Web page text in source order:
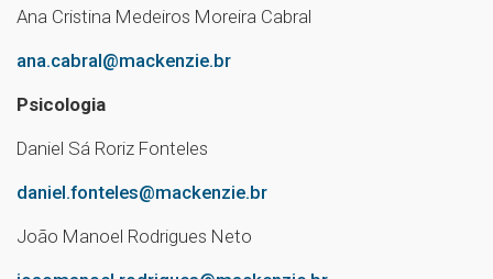
Ana Cristina Medeiros Moreira Cabral
ana.cabral@mackenzie.br
Psicologia
Daniel Sá Roriz Fonteles
daniel.fonteles@mackenzie.br
João Manoel Rodrigues Neto